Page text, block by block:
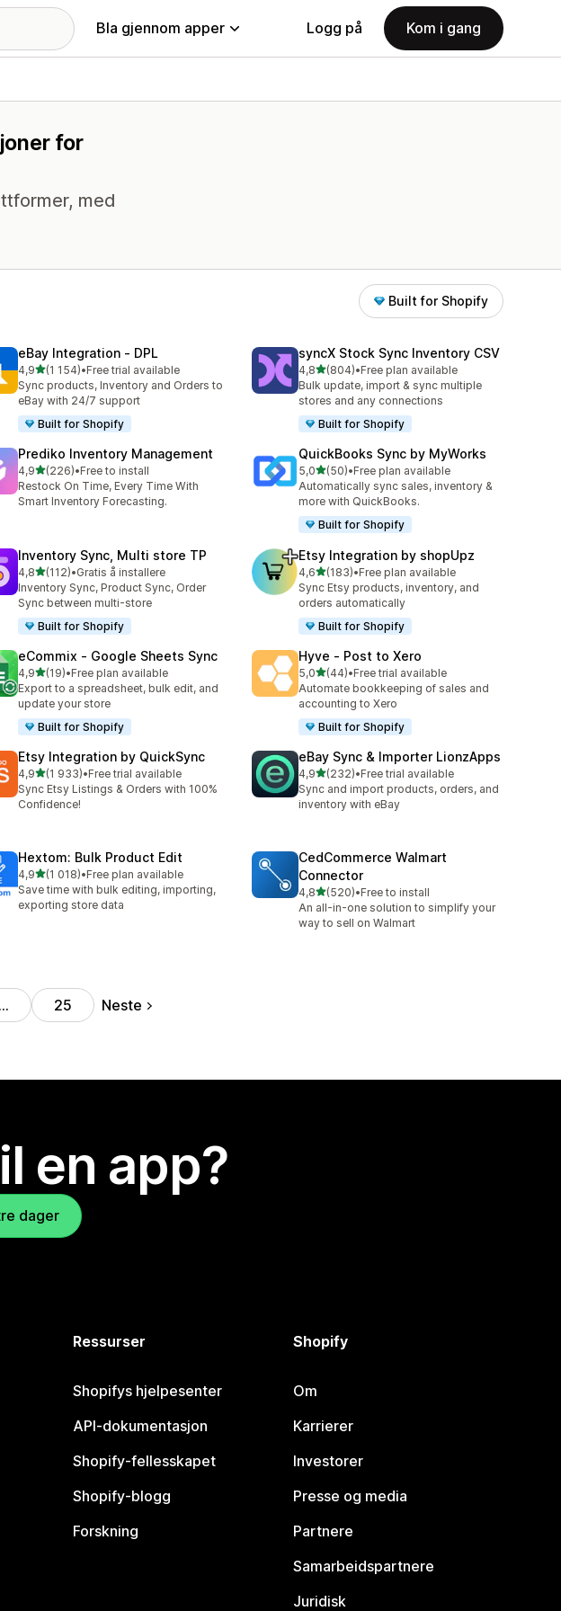
Bla gjennom apper Logg på Kom i gang
for
med
Built for Shopify
eBay Integration ‑ DPL
4,9av 5 stjerner
(1 154)
Totalt 1154 omtaler
•Free trial available
Sync products, Inventory and Orders to
eBay with 24/7 support
Built for Shopify
syncX Stock Sync Inventory CSV
4,8av 5 stjerner
(804)
Totalt 804 omtaler
•Free plan available
Bulk update, import & sync multiple
stores and any connections
Built for Shopify
Prediko Inventory Management
4,9av 5 stjerner
(226)
Totalt 226 omtaler
•Free to install
Restock On Time, Every Time With
Smart Inventory Forecasting.
QuickBooks Sync by MyWorks
5,0av 5 stjerner
(50)
Totalt 50 omtaler
•Free plan available
Automatically sync sales, inventory &
more with QuickBooks.
Built for Shopify
Inventory Sync, Multi store TP
4,8av 5 stjerner
(112)
Totalt 112 omtaler
•Gratis å installere
Inventory Sync, Product Sync, Order
Sync between multi-store
Built for Shopify
Etsy Integration by shopUpz
4,6av 5 stjerner
(183)
Totalt 183 omtaler
•Free plan available
Sync Etsy products, inventory, and
orders automatically
Built for Shopify
eCommix ‑ Google Sheets Sync
4,9av 5 stjerner
(19)
Totalt 19 omtaler
•Free plan available
Export to a spreadsheet, bulk edit, and
update your store
Built for Shopify
Hyve ‑ Post to Xero
5,0av 5 stjerner
(44)
Totalt 44 omtaler
•Free trial available
Automate bookkeeping of sales and
accounting to Xero
Built for Shopify
Etsy Integration by QuickSync
4,9av 5 stjerner
(1 933)
Totalt 1933 omtaler
•Free trial available
Sync Etsy Listings & Orders with 100%
Confidence!
eBay Sync & Importer LionzApps
4,9av 5 stjerner
(232)
Totalt 232 omtaler
•Free trial available
Sync and import products, orders, and
inventory with eBay
Hextom: Bulk Product Edit
4,9av 5 stjerner
(1 018)
Totalt 1018 omtaler
•Free plan available
Save time with bulk editing, importing,
exporting store data
CedCommerce Walmart
Connector
4,8av 5 stjerner
(520)
Totalt 520 omtaler
•Free to install
An all-in-one solution to simplify your
way to sell on Walmart
… 25 Neste
en app?
dager
Ressurser
Shopifys hjelpesenter
API-dokumentasjon
Shopify-fellesskapet
Shopify-blogg
Forskning
Shopify
Om
Karrierer
Investorer
Presse og media
Partnere
Samarbeidspartnere
Juridisk